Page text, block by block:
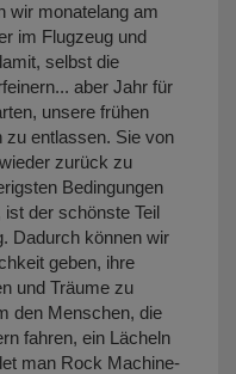
wir monatelang am
im Flugzeug und
selbst die
aber Jahr für
unsere frühen
zu entlassen. Sie von
zurück zu
Bedingungen
der schönste Teil
Dadurch können wir
geben, ihre
und Träume zu
den Menschen, die
fahren, ein Lächeln
man Rock Machine-